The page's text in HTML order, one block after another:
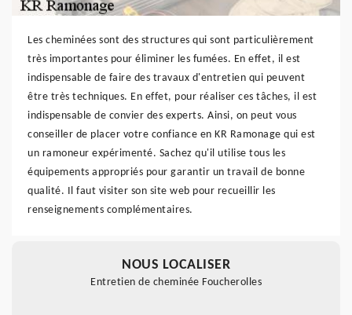
Les cheminées sont des structures qui sont particulièrement
très importantes pour éliminer les fumées. En effet, il est
indispensable de faire des travaux d'entretien qui peuvent
être très techniques. En effet, pour réaliser ces tâches, il est
indispensable de convier des experts. Ainsi, on peut vous
conseiller de placer votre confiance en KR Ramonage qui est
un ramoneur expérimenté. Sachez qu'il utilise tous les
équipements appropriés pour garantir un travail de bonne
qualité. Il faut visiter son site web pour recueillir les
renseignements complémentaires.
NOUS LOCALISER
Entretien de cheminée Foucherolles